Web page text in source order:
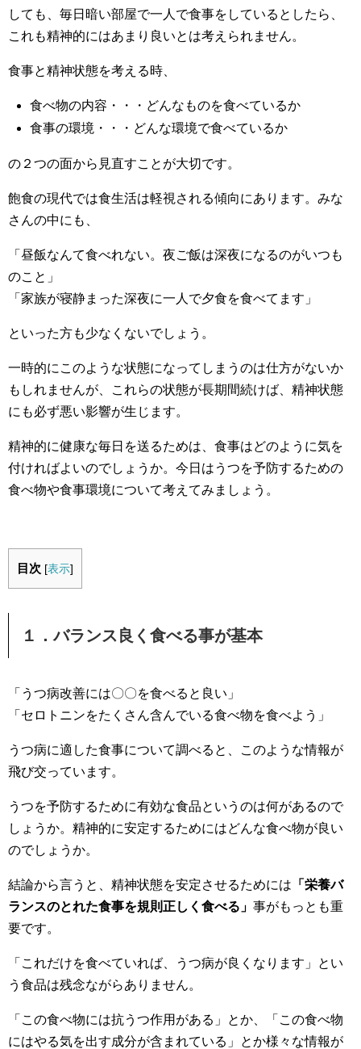
しても、毎日暗い部屋で一人で食事をしているとしたら、
これも精神的にはあまり良いとは考えられません。
食事と精神状態を考える時、
食べ物の内容・・・どんなものを食べているか
食事の環境・・・どんな環境で食べているか
の２つの面から見直すことが大切です。
飽食の現代では食生活は軽視される傾向にあります。みな
さんの中にも、
「昼飯なんて食べれない。夜ご飯は深夜になるのがいつも
のこと」
「家族が寝静まった深夜に一人で夕食を食べてます」
といった方も少なくないでしょう。
一時的にこのような状態になってしまうのは仕方がないか
もしれませんが、これらの状態が長期間続けば、精神状態
にも必ず悪い影響が生じます。
精神的に健康な毎日を送るためは、食事はどのように気を
付ければよいのでしょうか。今日はうつを予防するための
食べ物や食事環境について考えてみましょう。
目次 [表示]
１．バランス良く食べる事が基本
「うつ病改善には〇〇を食べると良い」
「セロトニンをたくさん含んでいる食べ物を食べよう」
うつ病に適した食事について調べると、このような情報が
飛び交っています。
うつを予防するために有効な食品というのは何があるので
しょうか。精神的に安定するためにはどんな食べ物が良い
のでしょうか。
結論から言うと、精神状態を安定させるためには 「栄養バ
ランスのとれた食事を規則正しく食べる」 事がもっとも重
要です。
「これだけを食べていれば、うつ病が良くなります」とい
う食品は残念ながらありません。
「この食べ物には抗うつ作用がある」とか、「この食べ物
にはやる気を出す成分が含まれている」とか様々な情報が